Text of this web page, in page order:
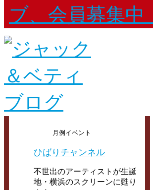
月例イベント
ひばりチャンネル
不世出のアーティストが生誕
地・横浜のスクリーンに甦り